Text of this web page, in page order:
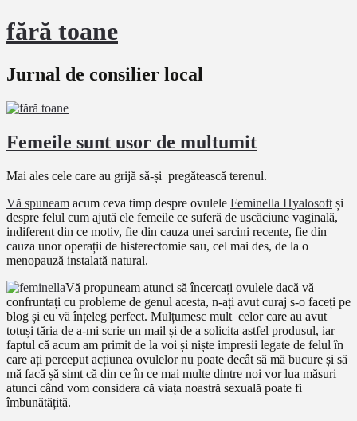
fără toane
Jurnal de consilier local
Femeile sunt usor de multumit
Mai ales cele care au grijă să-și pregătească terenul.
Vă spuneam acum ceva timp despre ovulele Feminella Hyalosoft și
despre felul cum ajută ele femeile ce suferă de uscăciune vaginală,
indiferent din ce motiv, fie din cauza unei sarcini recente, fie din
cauza unor operații de histerectomie sau, cel mai des, de la o
menopauză instalată natural.
Vă propuneam atunci să încercați ovulele dacă vă
confruntați cu probleme de genul acesta, n-ați avut curaj s-o faceți pe
blog și eu vă înțeleg perfect. Mulțumesc mult celor care au avut
totuși tăria de a-mi scrie un mail și de a solicita astfel produsul, iar
faptul că acum am primit de la voi și niște impresii legate de felul în
care ați perceput acțiunea ovulelor nu poate decât să mă bucure și să
mă facă șă simt că din ce în ce mai multe dintre noi vor lua măsuri
atunci când vom considera că viața noastră sexuală poate fi
îmbunătățită.